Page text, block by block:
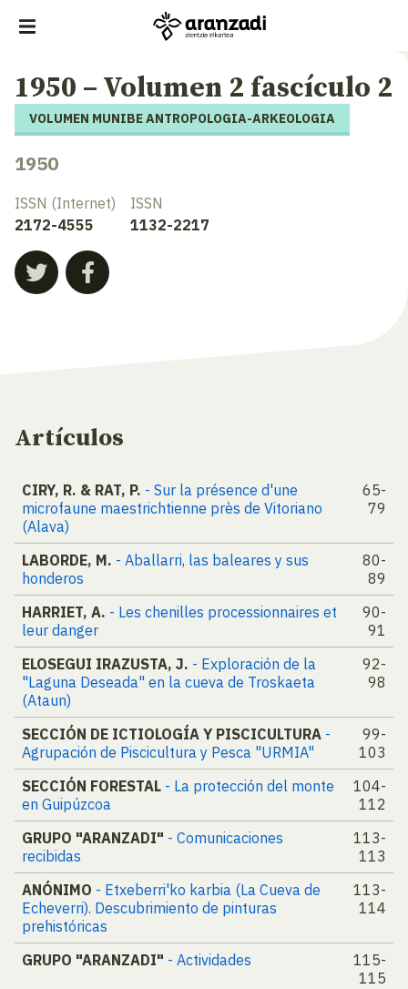
1950 – Volumen 2 fascículo 2
VOLUMEN MUNIBE ANTROPOLOGIA-ARKEOLOGIA
1950
ISSN (Internet)
2172-4555
ISSN
1132-2217
Artículos
CIRY, R. & RAT, P. - Sur la présence d'une
microfaune maestrichtienne près de Vitoriano
(Alava)
65-
79
LABORDE, M. - Aballarri, las baleares y sus
honderos
80-
89
HARRIET, A. - Les chenilles processionnaires et
leur danger
90-
91
ELOSEGUI IRAZUSTA, J. - Exploración de la
"Laguna Deseada" en la cueva de Troskaeta
(Ataun)
92-
98
SECCIÓN DE ICTIOLOGÍA Y PISCICULTURA -
Agrupación de Piscicultura y Pesca "URMIA"
99-
103
SECCIÓN FORESTAL - La protección del monte
en Guipúzcoa
104-
112
GRUPO "ARANZADI" - Comunicaciones
recibidas
113-
113
ANÓNIMO - Etxeberri'ko karbia (La Cueva de
Echeverri). Descubrimiento de pinturas
prehistóricas
113-
114
GRUPO "ARANZADI" - Actividades
115-
115